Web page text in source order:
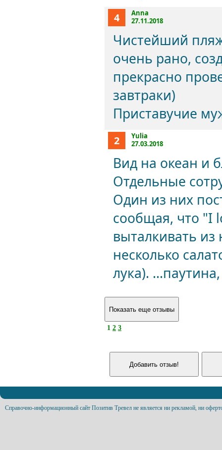
4
Anna
27.11.2018
Чистейший
очень рано,
прекрасно
завтраки)
Приставучие
2
Yulia
27.03.2018
Вид на океан и
Отдельные
Один из них
сообщая, что "I
выталкивать
несколько
лука).
1 2 3
Справочно-информационный сайт Позитив Тревел не является ни рекламой, ни